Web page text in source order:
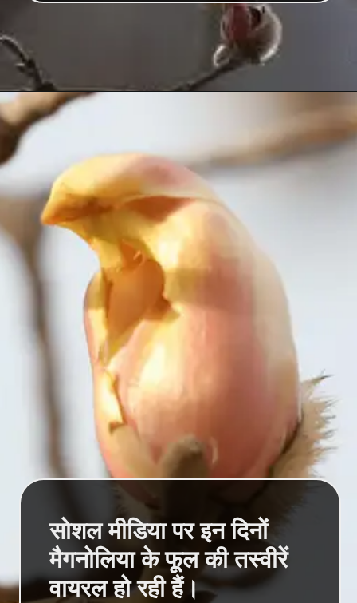
सोशल मीडिया पर इन दिनों
मैगनोलिया के फूल की तस्वीरें
वायरल हो रही हैं।